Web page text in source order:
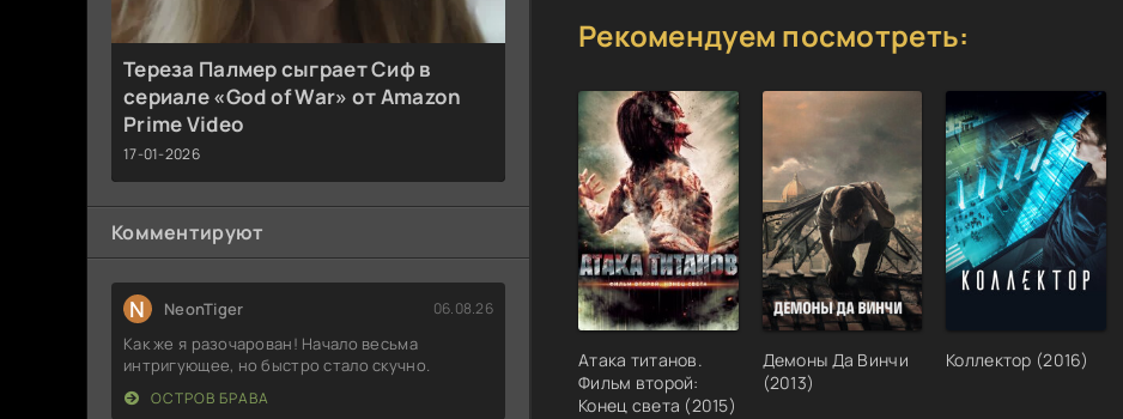
Тереза Палмер сыграет Сиф в
сериале «God of War» от Amazon
Prime Video
17-01-2026
Комментируют
N NeonTiger 06.08.26
Как же я разочарован! Начало весьма
интригующее, но быстро стало скучно.
ОСТРОВ БРАВА
Season | Атака титанов. Последний сезон [ТВ-4, часть 1] [2020,
TV, 16 серий] WEB-DL 1080p 10-bit AAC raw
Shingeki no Kyojin: The Final Season / Attack on Titan Final
Season / Атака титанов. Последний сезон [TV-4] [2020, TV, 16
ep] WEB-DL 1080p Rus
Рекомендуем посмотреть:
Атака титанов.
Фильм второй:
Конец света (2015)
Демоны Да Винчи
(2013)
Коллектор (2016)